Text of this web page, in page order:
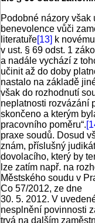
Podobné názory
benevolence vůči
literatuře[13] k
v ust. § 69 odst. 1
a nadále vychází z
učinit až do doby
nastalo na základě
však do rozhodnutí
neplatnosti rozvázání
skončeno a kterým
pracovního poměru“.
praxe soudů. Dosud
znám, příslušný
dovolacího, který by
lze zatím např. na
Městského soudu v
Co 57/2012, ze dne
30. 5. 2012. V
nesplnění povinnosti
trvá na dalším